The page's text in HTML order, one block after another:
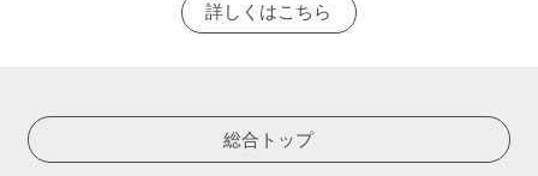
詳しくはこちら
総合トップ